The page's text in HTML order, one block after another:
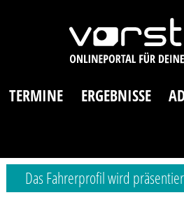
TERMINE ERGEBNISSE
Das Fahrerprofil wird